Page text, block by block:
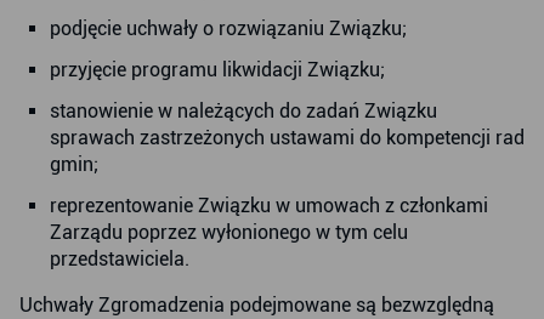
podjęcie uchwały o rozwiązaniu Związku;
przyjęcie programu likwidacji Związku;
stanowienie w należących do zadań Związku
sprawach zastrzeżonych ustawami do kompetencji rad
gmin;
reprezentowanie Związku w umowach z członkami
Zarządu poprzez wyłonionego w tym celu
przedstawiciela.
Uchwały Zgromadzenia podejmowane są bezwzględną